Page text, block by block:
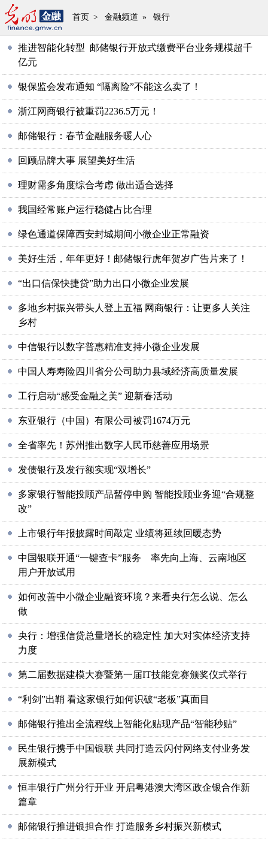
首页 > 金融频道 » 银行
推进智能化转型 邮储银行开放式缴费平台业务规模超千
亿元
银保监会发布通知 “隔离险”不能这么卖了！
浙江网商银行被重罚2236.5万元！
邮储银行：春节金融服务暖人心
回顾品牌大事 展望美好生活
理财需多角度综合考虑 做出适合选择
我国经常账户运行稳健占比合理
绿色通道保障西安封城期间小微企业正常融资
美好生活，年年更好！邮储银行虎年贺岁广告片来了！
“出口信保快捷贷”助力出口小微企业发展
多地乡村振兴带头人登上五福 网商银行：让更多人关注
乡村
中信银行以数字普惠精准支持小微企业发展
中国人寿寿险四川省分公司助力县域经济高质量发展
工行启动“感受金融之美” 迎新春活动
东亚银行（中国）有限公司被罚1674万元
全省率先！苏州推出数字人民币慈善应用场景
发债银行及发行额实现“双增长”
多家银行智能投顾产品暂停申购 智能投顾业务迎“合规整
改”
上市银行年报披露时间敲定 业绩将延续回暖态势
中国银联开通“一键查卡”服务 率先向上海、云南地区
用户开放试用
如何改善中小微企业融资环境？来看央行怎么说、怎么
做
央行：增强信贷总量增长的稳定性 加大对实体经济支持
力度
第二届数据建模大赛暨第一届IT技能竞赛颁奖仪式举行
“利剑”出鞘 看这家银行如何识破“老板”真面目
邮储银行推出全流程线上智能化贴现产品“智能秒贴”
民生银行携手中国银联 共同打造云闪付网络支付业务发
展新模式
恒丰银行广州分行开业 开启粤港澳大湾区政企银合作新
篇章
邮储银行推进银担合作 打造服务乡村振兴新模式